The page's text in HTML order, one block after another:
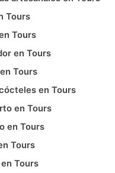
Tours
Tours
en Tours
Tours
en Tours
en Tours
en Tours
Tours
Tours